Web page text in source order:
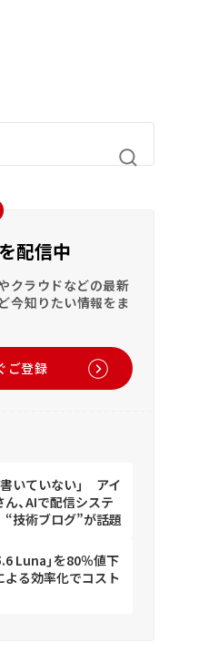
配信中
クラウドなどの最新
今知りたい情報をま
ご登録
いていない」 アイ
、AIで配信システ
技術ブログ”が話題
Luna」を80％値下
る効率化でコスト